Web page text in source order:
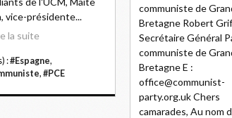
vice-présidente...
la suite
:#Espagne,
, #PCE
communiste de
Bretagne Robert
Secrétaire Général
communiste de
Bretagne E :
office@communist-
party.org.uk Chers
camarades, Au nom